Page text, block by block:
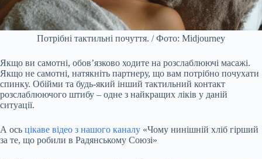
Потрібні тактильні почуття. / Фото: Midjourney
Якщо ви самотні, обов’язково ходите на розслаблюючі масажі.
Якщо не самотні, натякніть партнеру, що вам потрібно почухати
спинку. Обійми та будь-який інший тактильний контакт
розслаблюючого штибу – одне з найкращих ліків у даній
ситуації.
А ось цікаве відео з нашого каналу «Чому нинішній хліб гірший
за те, що робили в Радянському Союзі»